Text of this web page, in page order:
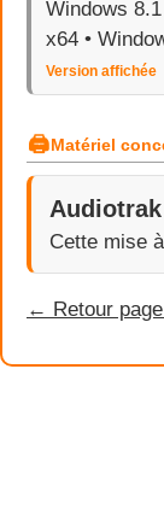
Windows
x64 •
Version affichée
🖨Matériel
Audiotrak
Cette mise
← Retour